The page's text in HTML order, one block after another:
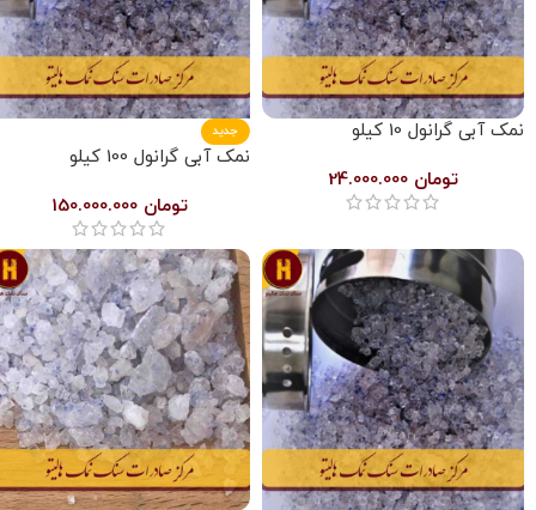
نمک آبی گرانول 10 کیلو
تومان
جدید
نمک آبی گرانول 100 کیلو
تومان 150.000.000